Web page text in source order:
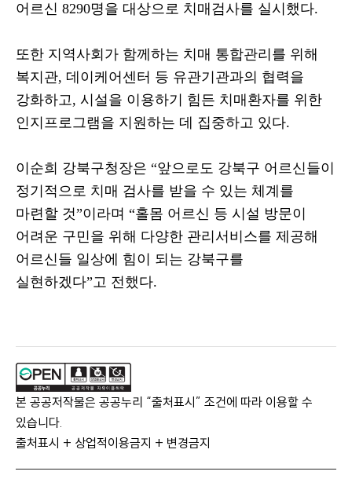
어르신 8290명을 대상으로 치매검사를 실시했다.
또한 지역사회가 함께하는 치매 통합관리를 위해
복지관, 데이케어센터 등 유관기관과의 협력을
강화하고, 시설을 이용하기 힘든 치매환자를 위한
인지프로그램을 지원하는 데 집중하고 있다.
이순희 강북구청장은 “앞으로도 강북구 어르신들이
정기적으로 치매 검사를 받을 수 있는 체계를
마련할 것”이라며 “홀몸 어르신 등 시설 방문이
어려운 구민을 위해 다양한 관리서비스를 제공해
어르신들 일상에 힘이 되는 강북구를
실현하겠다”고 전했다.
본 공공저작물은 공공누리 “출처표시” 조건에 따라 이용할 수
있습니다.
출처표시 + 상업적이용금지 + 변경금지